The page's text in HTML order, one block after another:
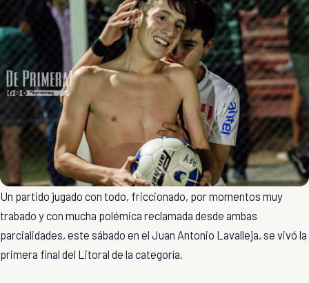
Un partido jugado con todo, friccionado, por momentos muy
trabado y con mucha polémica reclamada desde ambas
parcialidades, este sábado en el Juan Antonio Lavalleja, se vivó la
primera final del Litoral de la categoría.